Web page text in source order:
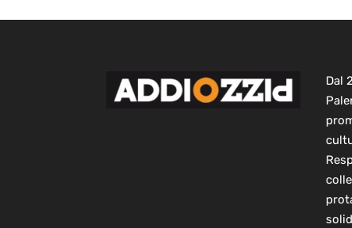
Dal